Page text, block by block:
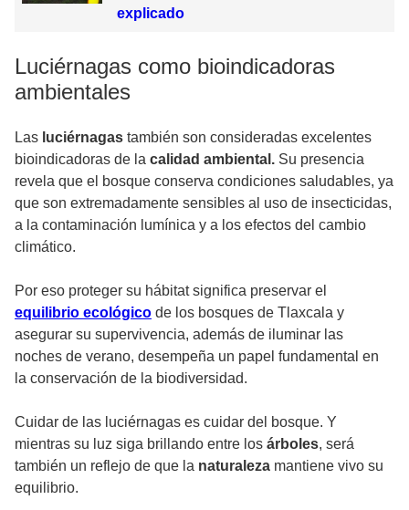
explicado
Luciérnagas como bioindicadoras
ambientales
Las luciérnagas también son consideradas excelentes
bioindicadoras de la calidad ambiental. Su presencia
revela que el bosque conserva condiciones saludables, ya
que son extremadamente sensibles al uso de insecticidas,
a la contaminación lumínica y a los efectos del cambio
climático.
Por eso proteger su hábitat significa preservar el
equilibrio ecológico de los bosques de Tlaxcala y
asegurar su supervivencia, además de iluminar las
noches de verano, desempeña un papel fundamental en
la conservación de la biodiversidad.
Cuidar de las luciérnagas es cuidar del bosque. Y
mientras su luz siga brillando entre los árboles, será
también un reflejo de que la naturaleza mantiene vivo su
equilibrio.